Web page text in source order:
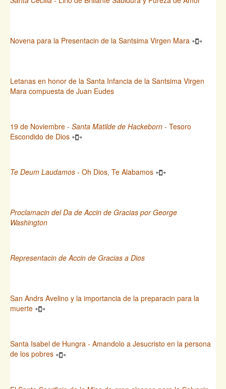
Novena para la Presentacin de la Santsima Virgen Mara
Letanas en honor de la Santa Infancia de la Santsima Virgen
Mara compuesta de Juan Eudes
19 de Noviembre - Santa Matilde de Hackeborn - Tesoro
Escondido de Dios
Te Deum Laudamos - Oh Dios, Te Alabamos
Proclamacin del Da de Accin de Gracias por George
Washington
Representacin de Accin de Gracias a Dios
San Andrs Avelino y la importancia de la preparacin para la
muerte
Santa Isabel de Hungra - Amandolo a Jesucristo en la persona
de los pobres